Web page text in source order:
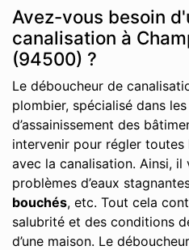
Avez-vous besoin
canalisation à
(94500) ?
Le déboucheur de
plombier, spécialisé dans
d’assainissement des
intervenir pour régler toutes
avec la canalisation. Ainsi, il
problèmes d’eaux
bouchés, etc. Tout cela
salubrité et des conditions
d’une maison. Le